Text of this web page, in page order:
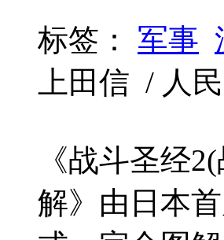
标签： 军事
上田信 / 人
《战斗圣经
解》由日本